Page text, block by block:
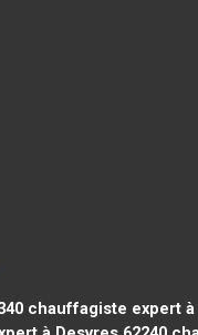
chauffagiste expert à